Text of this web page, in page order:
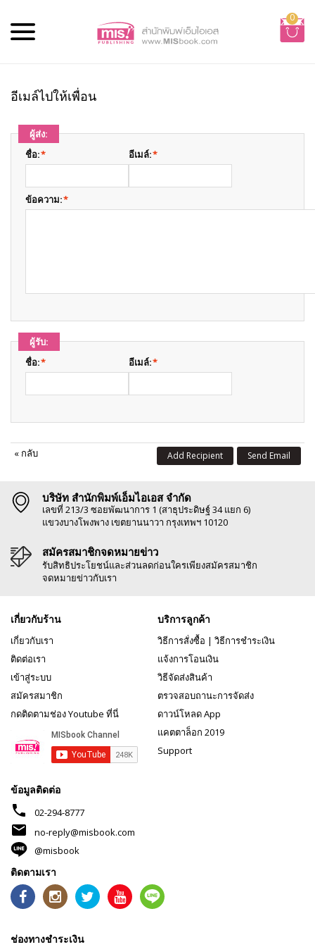
0
อีเมล์ไปให้เพื่อน
ผู้ส่ง:
*
ชื่อ: *
อีเมล์:
*
ข้อความ:
ผู้รับ:
*
ชื่อ: *
อีเมล์:
« กลับ Send Email
Add Recipient
บริษัท สำนักพิมพ์เอ็มไอเอส จำกัด
เลขที่ 213/3 ซอยพัฒนาการ 1 (สาธุประดิษฐ์ 34 แยก 6)
แขวงบางโพงพาง เขตยานนาวา กรุงเทพฯ 10120
สมัครสมาชิกจดหมายข่าว
รับสิทธิประโยชน์และส่วนลดก่อนใครเพียงสมัครสมาชิก
จดหมายข่าวกับเรา
เกี่ยวกับร้าน
เกี่ยวกับเรา
ติดต่อเรา
เข้าสู่ระบบ
สมัครสมาชิก
กดติดตามช่อง Youtube ที่นี่
บริการลูกค้า
วิธีการสั่งซื้อ | วิธีการชำระเงิน
แจ้งการโอนเงิน
วิธีจัดส่งสินค้า
ตรวจสอบถานะการจัดส่ง
ดาวน์โหลด App
แคตตาล็อก 2019
Support
ข้อมูลติดต่อ
phone 02-294-8777
mail
no-reply@misbook.com
@misbook
ติดตามเรา
ช่องทางชำระเงิน